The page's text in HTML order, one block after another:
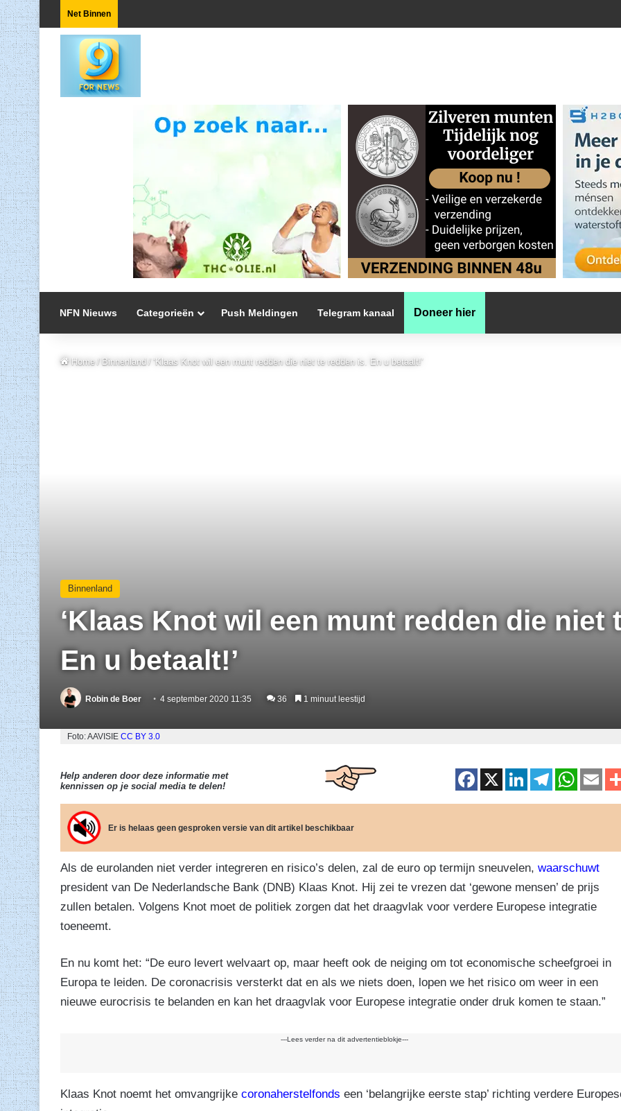
Net Binnen
NFN Nieuws Categorieën Push Meldingen Telegram kanaal Doneer hier
Home / Binnenland / ‘Klaas Knot wil een munt redden die niet te redden is. En u betaalt!’
Binnenland
‘Klaas Knot wil een munt redden die niet
En u betaalt!’
Robin de Boer 4 september 2020 11:35 36 1 minuut leestijd
Foto: AAVISIE CC BY 3.0
Help anderen door deze informatie met
kennissen op je social media te delen!
F
a
e
b
o
o
X
Li
n
e
dI
n
T
el
gr
a
m
W
h
s
A
p
p
E
m
Er is helaas geen gesproken versie van dit artikel beschikbaar
Als de eurolanden niet verder integreren en risico’s delen, zal de euro op termijn sneuvelen, waarschuwt
president van De Nederlandsche Bank (DNB) Klaas Knot. Hij zei te vrezen dat ‘gewone mensen’ de prijs
zullen betalen. Volgens Knot moet de politiek zorgen dat het draagvlak voor verdere Europese integratie
toeneemt.
En nu komt het: “De euro levert welvaart op, maar heeft ook de neiging om tot economische scheefgroei in
Europa te leiden. De coronacrisis versterkt dat en als we niets doen, lopen we het risico om weer in een
nieuwe eurocrisis te belanden en kan het draagvlak voor Europese integratie onder druk komen te staan.”
---Lees verder na dit advertentieblokje---
Klaas Knot noemt het omvangrijke coronaherstelfonds een ‘belangrijke eerste stap’ richting verdere